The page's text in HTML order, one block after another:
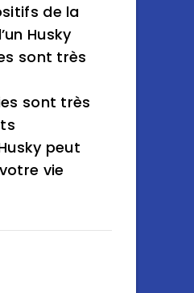
de la
Husky
sont très
sont très
peut
vie